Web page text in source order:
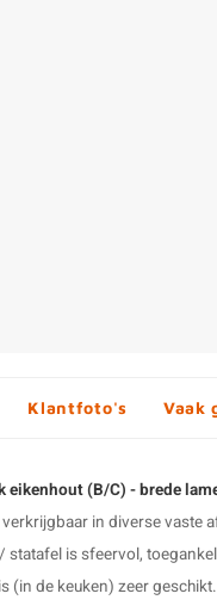
Klantfoto's Vaak
(B/C) - brede
in diverse vaste
is sfeervol,
(in de keuken) zeer